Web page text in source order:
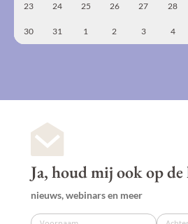
23 24 25 26 27 28
30 31 1 2 3 4
Ja, houd mij ook op de
nieuws, webinars en meer